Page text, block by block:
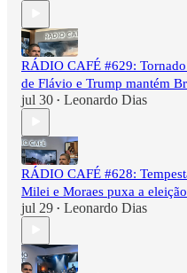
RÁDIO CAFÉ #629:
de Flávio e Trump mantém
jul 30 • Leonardo Dias
RÁDIO CAFÉ #628:
Milei e Moraes puxa a
jul 29 • Leonardo Dias